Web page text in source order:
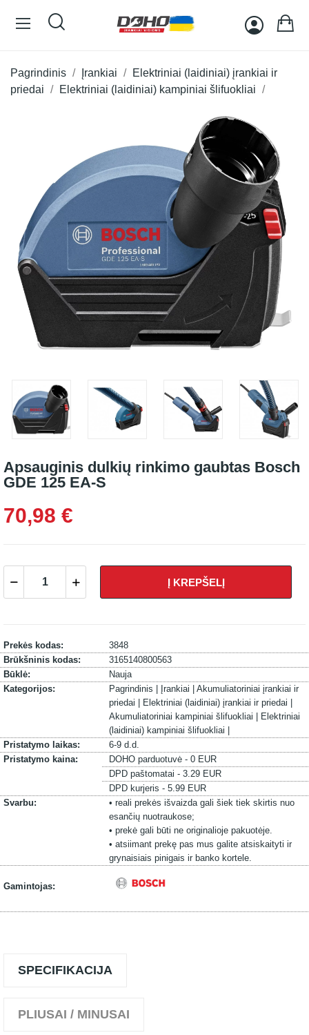
Pagrindinis Įrankiai
Elektriniai (laidiniai) įrankiai ir
priedai
Elektriniai (laidiniai) kampiniai šlifuokliai
Apsauginis dulkių rinkimo gaubtas Bosch
GDE 125 EA-S
70,98 €
Į KREPŠELĮ
Prekės kodas:
3848
Brūkšninis kodas:
3165140800563
Būklė:
Nauja
Kategorijos:
Pagrindinis | Įrankiai | Akumuliatoriniai įrankiai ir
priedai |
Elektriniai (laidiniai) įrankiai ir priedai |
Akumuliatoriniai kampiniai šlifuokliai |
Elektriniai
(laidiniai) kampiniai šlifuokliai |
Pristatymo laikas:
6-9 d.d.
Pristatymo kaina:
DOHO parduotuvė - 0 EUR
DPD paštomatai - 3.29 EUR
DPD kurjeris - 5.99 EUR
Svarbu:
• reali prekės išvaizda gali šiek tiek skirtis nuo
esančių nuotraukose;
• prekė gali būti ne originalioje pakuotėje.
• atsiimant prekę pas mus galite atsiskaityti ir
grynaisiais pinigais ir banko kortele.
Gamintojas:
SPECIFIKACIJA
PLIUSAI / MINUSAI